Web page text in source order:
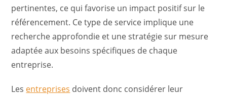
pertinentes, ce qui favorise un impact positif sur le
référencement. Ce type de service implique une
recherche approfondie et une stratégie sur mesure
adaptée aux besoins spécifiques de chaque
entreprise.
Les entreprises doivent donc considérer leur